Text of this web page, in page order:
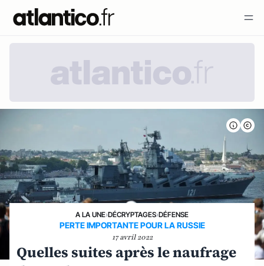
A LA UNE›DÉCRYPTAGES›DÉFENSE
PERTE IMPORTANTE POUR LA RUSSIE
17 avril 2022
Quelles suites après le naufrage